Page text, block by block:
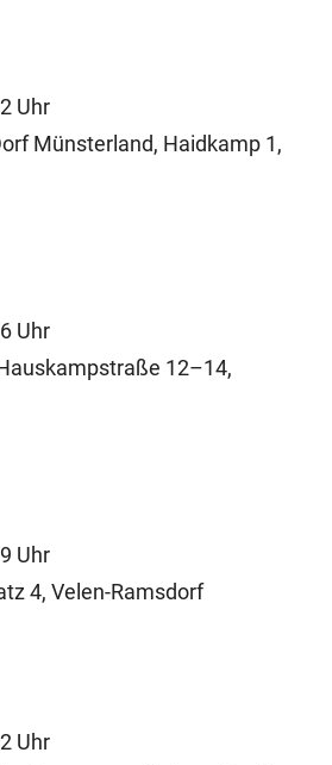
Uhr
Münsterland, Haidkamp 1,
Uhr
12–14,
Uhr
4, Velen-Ramsdorf
Uhr